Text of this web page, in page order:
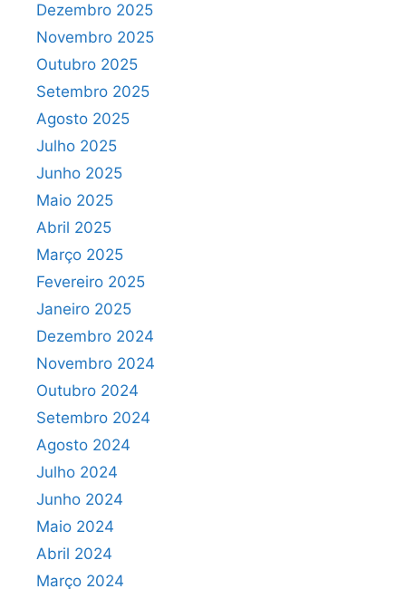
Dezembro 2025
Novembro 2025
Outubro 2025
Setembro 2025
Agosto 2025
Julho 2025
Junho 2025
Maio 2025
Abril 2025
Março 2025
Fevereiro 2025
Janeiro 2025
Dezembro 2024
Novembro 2024
Outubro 2024
Setembro 2024
Agosto 2024
Julho 2024
Junho 2024
Maio 2024
Abril 2024
Março 2024